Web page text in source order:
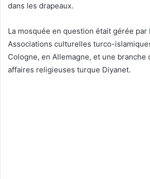
dans les drapeaux.
La mosquée en question était gérée par
Associations culturelles turco-
Cologne, en Allemagne, et une branche
affaires religieuses turque Diyanet.